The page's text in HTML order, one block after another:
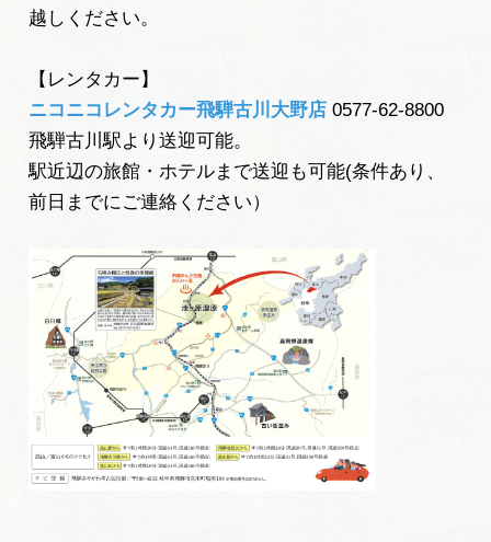
越しください。
【レンタカー】
ニコニコレンタカー飛騨古川大野店 0577-62-8800
飛騨古川駅より送迎可能。
駅近辺の旅館・ホテルまで送迎も可能(条件あり、
前日までにご連絡ください）